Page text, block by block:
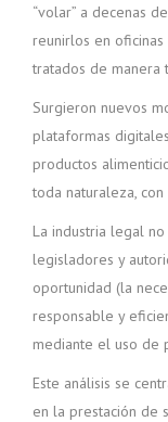
“volar” a decenas
reunirlos en
tratados de manera
Surgieron nuevos
plataformas
productos
toda naturaleza,
La industria legal
legisladores y
oportunidad (la
responsable y
mediante el uso de
Este análisis se
en la prestación de